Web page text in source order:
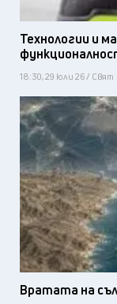
Технологии и
18:30, 29 юли 26 / Свят
Вратата на